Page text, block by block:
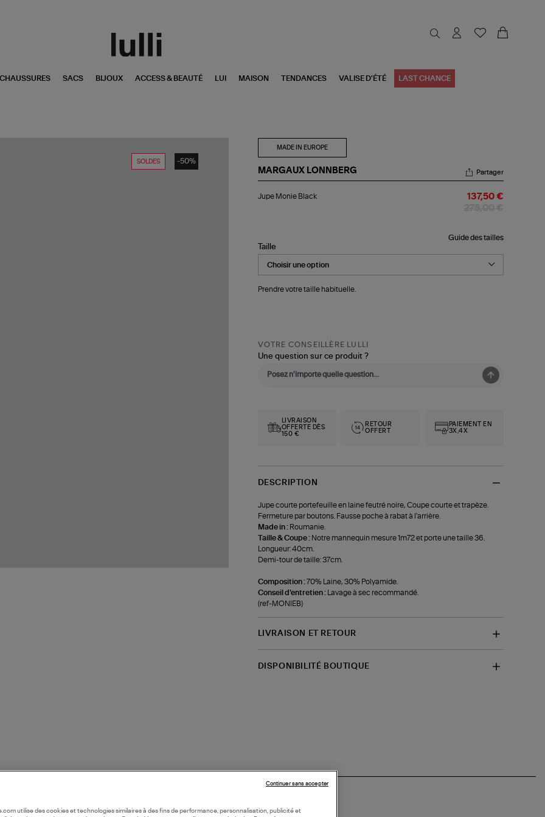
CHAUSSURES SACS BIJOUX ACCESS & BEAUTÉ LUI MAISON TENDANCES VALISE D'ÉTÉ LAST CHANCE
SOLDES -50%
MADE IN EUROPE
MARGAUX LONNBERG
Monie
Partager
Jupe Monie Black 137,50 €
Guide des tailles
Taille
Prendre votre taille habituelle.
VOTRE CONSEILLÈRE LULLI
Une question sur ce produit ?
LIVRAISON
OFFERTE DÈS
150 €
RETOUR
OFFERT
PAIEMENT EN
3X,4X
DESCRIPTION
Jupe courte portefeuille en laine feutré noire, Coupe courte et trapèze.
Fermeture par boutons. Fausse poche à rabat à l'arrière.
Made in : Roumanie.
Taille & Coupe : Notre mannequin mesure 1m72 et porte une taille 36.
Longueur: 40cm.
Demi-tour de taille: 37cm.
Composition :70% Laine, 30% Polyamide.
Conseil d'entretien :
Lavage à sec recommandé.
(ref-MONIEB)
LIVRAISON ET RETOUR
DISPONIBILITÉ BOUTIQUE
utilise des cookies et technologies similaires à des fins de performance, personnalisation, publicité et
Continuer sans accepter